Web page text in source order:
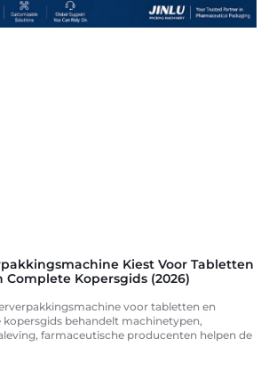
Kiest Voor Tabletten
Complete Kopersgids (2026)
voor tabletten en
kopersgids behandelt machinetypen,
farmaceutische producenten helpen de